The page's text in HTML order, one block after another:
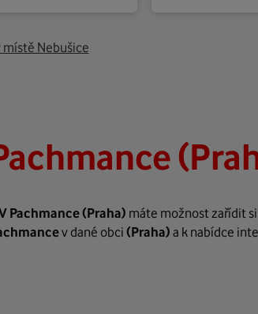
Nebušice
Pachmance(Praha) máte možnost zařídit
v dané obci (Praha) a k nabídce